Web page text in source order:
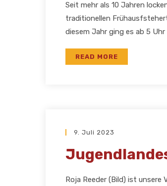
Seit mehr als 10 Jahren
traditionellen
diesem Jahr ging es ab 5 Uhr
READ MORE
9. Juli 2023
Roja Reeder (Bild) ist unsere